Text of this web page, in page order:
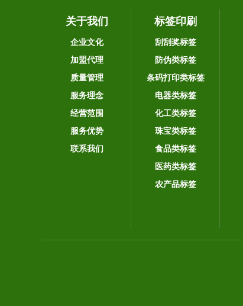
关于我们
企业文化
加盟代理
质量管理
服务理念
经营范围
服务优势
联系我们
标签印刷
刮刮奖标签
防伪类标签
条码打印类标签
电器类标签
化工类标签
珠宝类标签
食品类标签
医药类标签
农产品标签